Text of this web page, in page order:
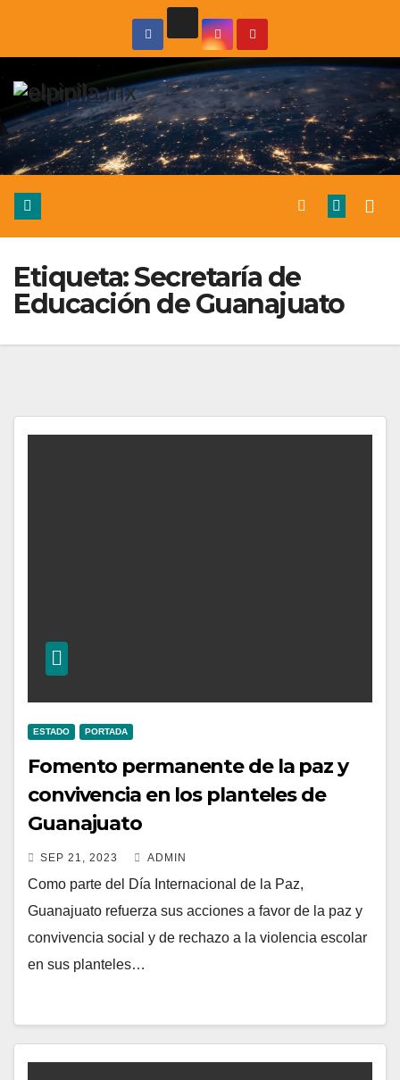
Etiqueta:Secretaría de
Educación de Guanajuato
ESTADO PORTADA
Fomento permanente de la paz y
convivencia en los planteles de
Guanajuato
SEP 21, 2023 ADMIN
Como parte del Día Internacional de la Paz,
Guanajuato refuerza sus acciones a favor de la paz y
convivencia social y de rechazo a la violencia escolar
en sus planteles…